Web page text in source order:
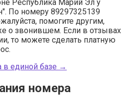
Республика Марий Эл у
По номеру 89297325139
помогите другим,
о звонившем. Если в отзывах
то можете сделать платную
в единой базе →
номера